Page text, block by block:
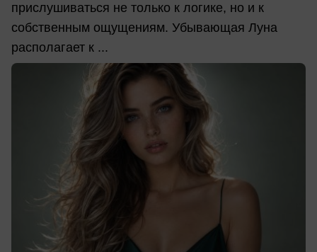
прислушиваться не только к логике, но и к
собственным ощущениям. Убывающая Луна
располагает к ...